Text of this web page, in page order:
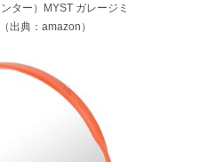
ター）MYST ガレージミ
出典：amazon）